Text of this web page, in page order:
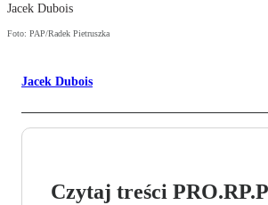
Jacek Dubois
Foto: PAP/Radek Pietruszka
Jacek Dubois
Czytaj treści